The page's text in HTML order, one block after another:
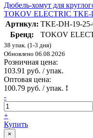
Дюбель-хомут для
TOKOV ELECTRIC TKE-
Артикул: TKE-DH-19-
Бренд:
TOKOV
38 упак. (1-3 дня)
Обновлено 06.08.2026
Розничная цена:
103.91 руб. / упак.
Оптовая цена:
100.79 руб. / упак. !
-
+
Купить
×